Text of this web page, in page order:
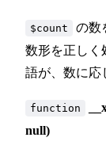
$count の数
数形を正しく
語が、数に応
function
null)